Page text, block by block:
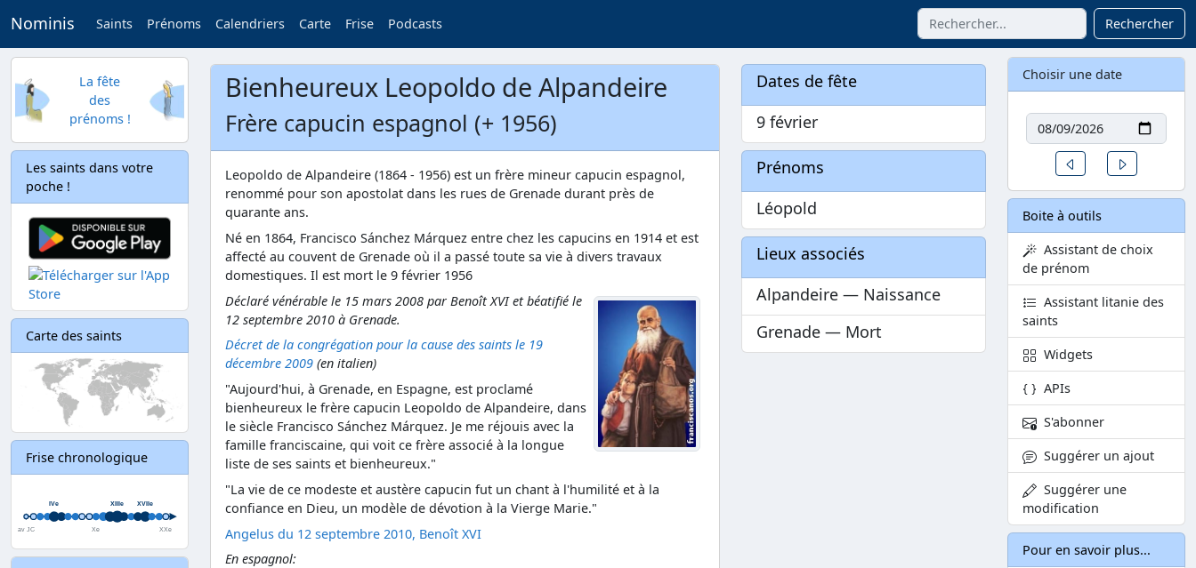
Nominis Saints Prénoms Calendriers Carte Frise Podcasts Rechercher
La fête
des
prénoms !
Les saints dans votre
poche !
Carte des saints
Frise chronologique
Bienheureux Leopoldo de Alpandeire
Frère capucin espagnol (+ 1956)
Leopoldo de Alpandeire (1864 - 1956) est un frère mineur capucin espagnol,
renommé pour son apostolat dans les rues de Grenade durant près de
quarante ans.
Né en 1864, Francisco Sánchez Márquez entre chez les capucins en 1914 et est
affecté au couvent de Grenade où il a passé toute sa vie à divers travaux
domestiques. Il est mort le 9 février 1956
Déclaré vénérable le 15 mars 2008 par Benoît XVI et béatifié le
12 septembre 2010 à Grenade.
Décret de la congrégation pour la cause des saints le 19
décembre 2009 (en italien)
"Aujourd'hui, à Grenade, en Espagne, est proclamé
bienheureux le frère capucin Leopoldo de Alpandeire, dans
le siècle Francisco Sánchez Márquez. Je me réjouis avec la
famille franciscaine, qui voit ce frère associé à la longue
liste de ses saints et bienheureux."
"La vie de ce modeste et austère capucin fut un chant à l'humilité et à la
confiance en Dieu, un modèle de dévotion à la Vierge Marie."
Angelus du 12 septembre 2010, Benoît XVI
En espagnol:
Dates de fête
9 février
Prénoms
Léopold
Lieux associés
Alpandeire — Naissance
Grenade — Mort
Choisir une date
Date
Un jour avant
Boite à outils
Assistant de choix
de prénom
Assistant litanie des
saints
Widgets
APIs
S'abonner
Suggérer un ajout
Suggérer une
modification
Pour en savoir plus...